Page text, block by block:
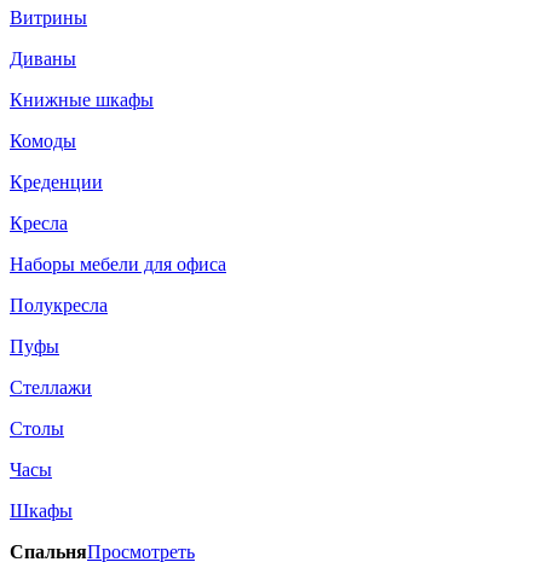
Витрины
Диваны
Книжные шкафы
Комоды
Креденции
Кресла
Наборы мебели для офиса
Полукресла
Пуфы
Стеллажи
Столы
Часы
Шкафы
СпальняПросмотреть